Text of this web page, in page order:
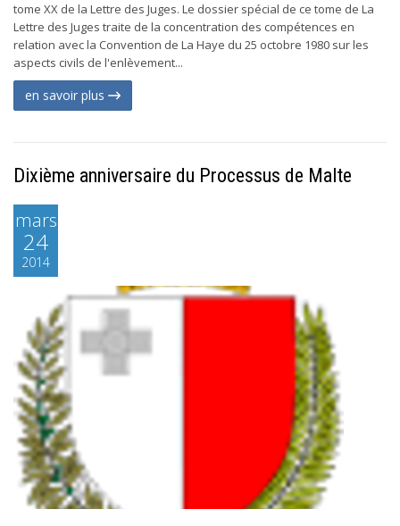
tome XX de la Lettre des Juges. Le dossier spécial de ce tome de La
Lettre des Juges traite de la concentration des compétences en
relation avec la Convention de La Haye du 25 octobre 1980 sur les
aspects civils de l'enlèvement...
en savoir plus
Dixième anniversaire du Processus de Malte
mars
24
2014